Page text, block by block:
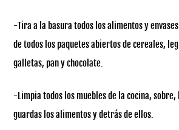
-Tira a la basura todos los alimentos y
de todos los paquetes abiertos de cereales,
galletas, pan y chocolate.
-Limpia todos los muebles de la cocina,
guardas los alimentos y detrás de ellos.